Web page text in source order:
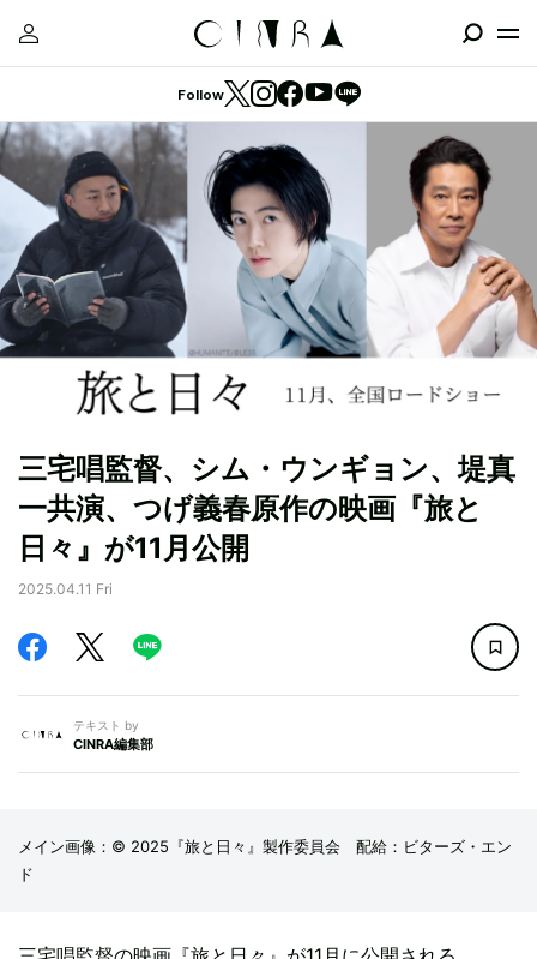
Follow
三宅唱監督、シム・ウンギョン、堤真
一共演、つげ義春原作の映画『旅と
日々』が11月公開
2025.04.11 Fri
テキスト by
CINRA編集部
メイン画像：© 2025『旅と日々』製作委員会 配給：ビターズ・エン
ド